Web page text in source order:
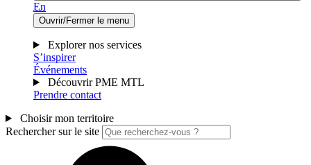
En
Ouvrir/Fermer le menu
Explorer nos services
S’inspirer
Événements
Découvrir PME MTL
Prendre contact
Choisir mon territoire
Rechercher sur le site